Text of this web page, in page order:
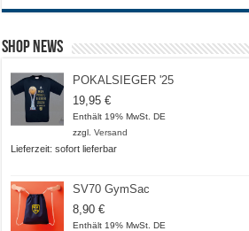
Shop News
POKALSIEGER '25
19,95€
Enthält 19% MwSt. DE
zzgl.Versand
Lieferzeit: sofort lieferbar
SV70 GymSac
8,90€
Enthält 19% MwSt. DE